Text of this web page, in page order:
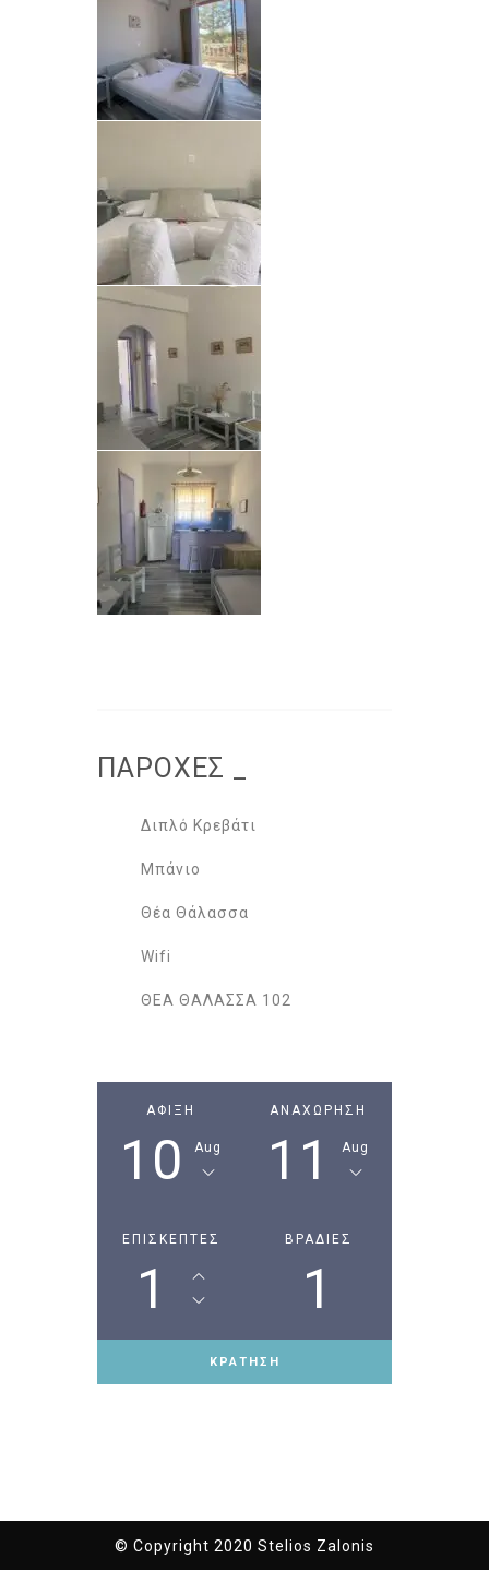
ΠΑΡΟΧΕΣ
Διπλό Κρεβάτι
Μπάνιο
Θέα Θάλασσα
Wifi
ΘΕΑ ΘΑΛΑΣΣΑ 102
ΑΦΙΞΗ
10 Aug
ΑΝΑΧΩΡΗΣΗ
11 Aug
ΕΠΙΣΚΕΠΤΕΣ
1
ΒΡΑΔΙΕΣ
1
ΚΡΑΤΗΣΗ
© Copyright 2020 Stelios Zalonis